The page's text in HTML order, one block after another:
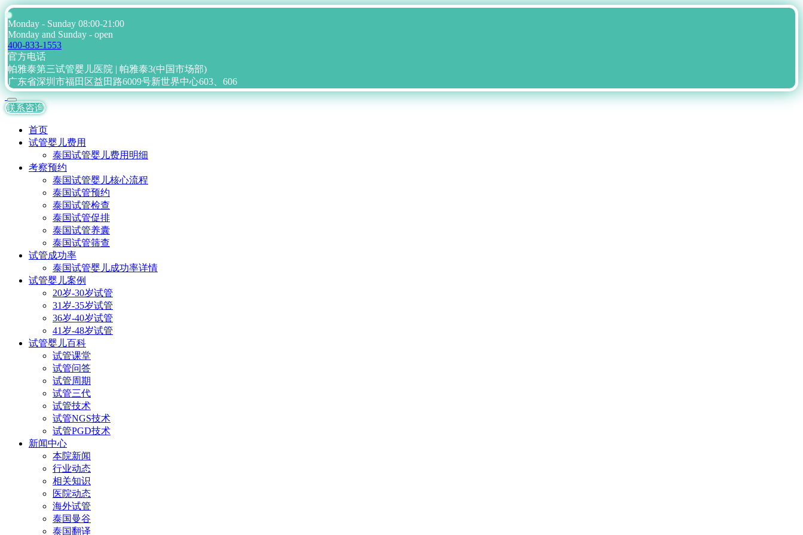
Monday - Sunday 08:00-21:00
Monday and Sunday - open
400-833-1553
官方电话
帕雅泰第三试管婴儿医院 | 帕雅泰3(中国市场部)
广东省深圳市福田区益田路6009号新世界中心603、606
联系咨询
首页
试管婴儿费用
泰国试管婴儿费用明细
考察预约
泰国试管婴儿核心流程
泰国试管预约
泰国试管检查
泰国试管促排
泰国试管养囊
泰国试管筛查
试管成功率
泰国试管婴儿成功率详情
试管婴儿案例
20岁-30岁试管
31岁-35岁试管
36岁-40岁试管
41岁-48岁试管
试管婴儿百科
试管课堂
试管问答
试管周期
试管三代
试管技术
试管NGS技术
试管PGD技术
新闻中心
本院新闻
行业动态
相关知识
医院动态
海外试管
泰国曼谷
泰国翻译